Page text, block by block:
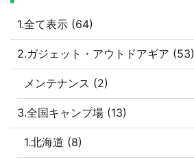
1.全て表示 (64)
2.ガジェット・アウトドアギア (53)
メンテナンス (2)
3.全国キャンプ場 (13)
1.北海道 (8)